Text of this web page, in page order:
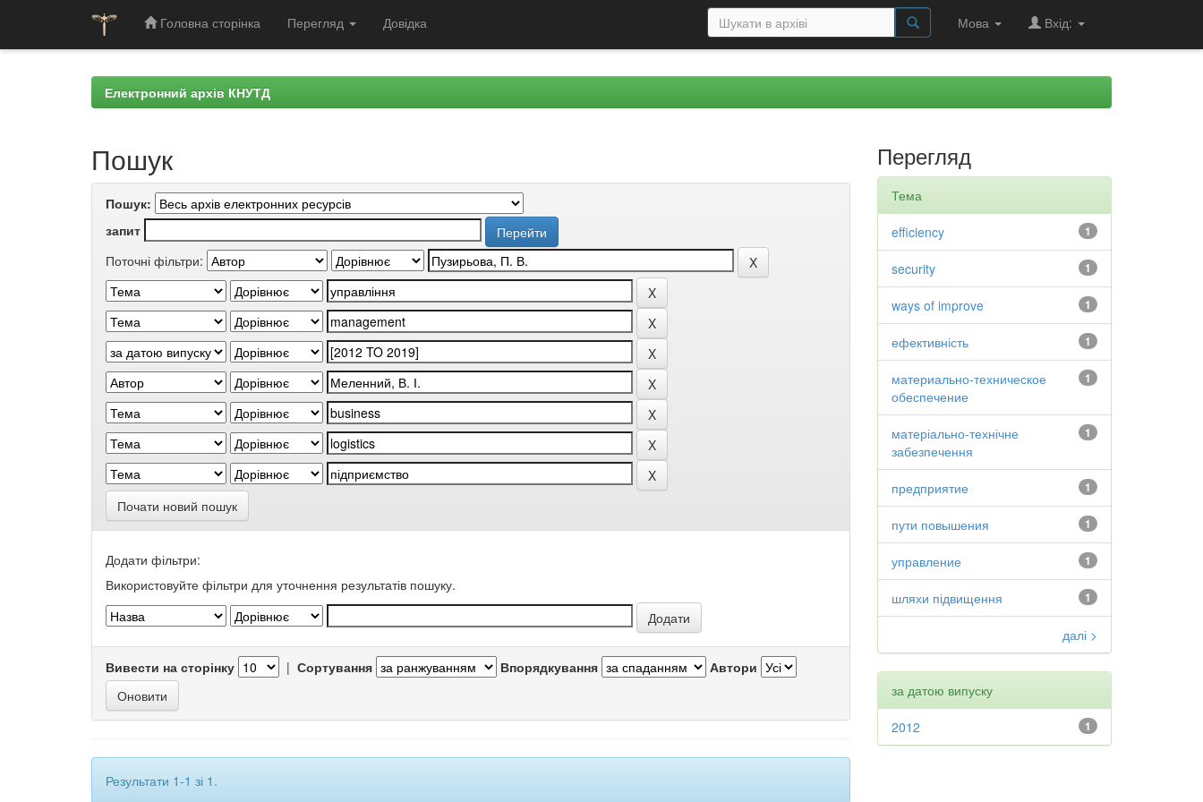
Головна сторінка Перегляд Довідка Мова Вхід:
Електронний архів КНУТД
Пошук
Пошук:
запит
Поточні фільтри:
Почати новий пошук
Додати фільтри:
Використовуйте фільтри для уточнення результатів пошуку.
Вивести на сторінку | Сортування Впорядкування Автори
Результати 1-1 зі 1.
Перегляд
Тема
1
efficiency
1
security
1
ways of improve
1
ефективність
1
материально-техническое
обеспечение
1
матеріально-технічне
забезпечення
1
предприятие
1
пути повышения
1
управление
1
шляхи підвищення
далі >
за датою випуску
1
2012